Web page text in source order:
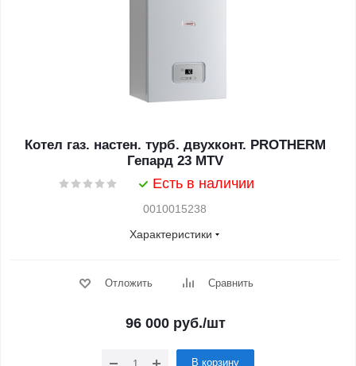
Котел газ. настен. турб. двухконт. PROTHERM
Гепард 23 MTV
Есть в наличии
0010015238
Характеристики
Отложить Сравнить
96 000руб./шт
В корзину